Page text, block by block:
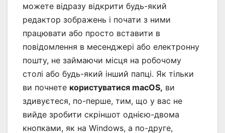
можете відразу відкрити будь-який
редактор зображень і почати з ними
працювати або просто вставити в
повідомлення в месенджері або електронну
пошту, не займаючи місця на робочому
столі або будь-який інший папці. Як тільки
ви почнете користуватися macOS, ви
здивуєтеся, по-перше, тим, що у вас не
вийде зробити скріншот однією-двома
кнопками, як на Windows, а по-друге,